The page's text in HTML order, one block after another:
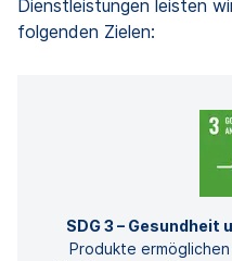
Dienstleistungen leisten
folgenden Zielen:
SDG 3 – Gesundheit
Produkte